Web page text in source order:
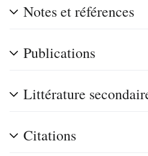
Notes et références
Publications
Littérature
Citations